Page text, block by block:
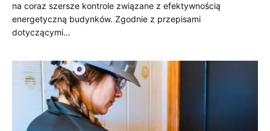
na coraz szersze kontrole związane z efektywnością
energetyczną budynków. Zgodnie z przepisami
dotyczącymi…